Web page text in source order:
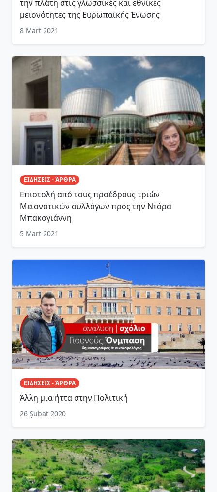
την πλάτη στις γλωσσικές και εθνικές
μειονότητες της Ευρωπαϊκής Ένωσης
8 Mart 2021
ΕΙΔΗΣΕΙΣ - ΆΡΘΡΑ
Επιστολή από τους προέδρους τριών
Μειονοτικών συλλόγων προς την Ντόρα
Μπακογιάννη
5 Mart 2021
ΕΙΔΗΣΕΙΣ - ΆΡΘΡΑ
Άλλη μια ήττα στην Πολιτική
26 Şubat 2020